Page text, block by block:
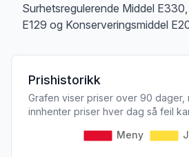
Surhetsregulerende Middel
E129 og Konserveringsmiddel
Prishistorikk
Grafen viser priser over 90 dager,
innhenter priser hver dag så feil